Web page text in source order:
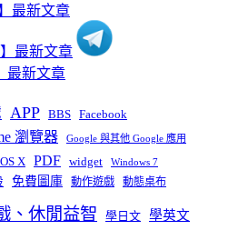
APP BBS Facebook
瀏覽器 Google 與其他 Google 應用
X PDF widget Windows 7
免費圖庫 動作遊戲 動態桌布
、休閒益智 學日文 學英文